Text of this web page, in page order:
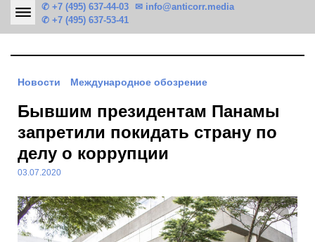
✆ +7 (495) 637-44-03
✆ +7 (495) 637-53-41
✉ info@anticorr.media
Новости Международное обозрение
Бывшим президентам Панамы
запретили покидать страну по
делу о коррупции
03.07.2020